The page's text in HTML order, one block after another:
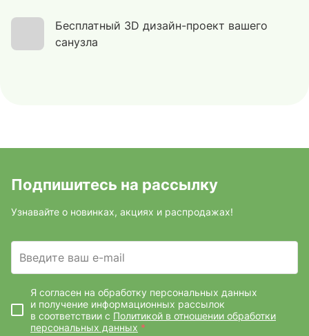
Бесплатный 3D дизайн-проект вашего
санузла
Подпишитесь на рассылку
Узнавайте о новинках, акциях и распродажах!
Введите ваш e-mail
Я согласен на обработку персональных данных
и получение информационных рассылок
в соответствии с Политикой в отношении обработки
персональных данных *